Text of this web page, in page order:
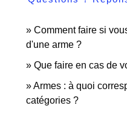
Comment faire si
d'une arme ?
Que faire en cas de
Armes : à quoi
catégories ?